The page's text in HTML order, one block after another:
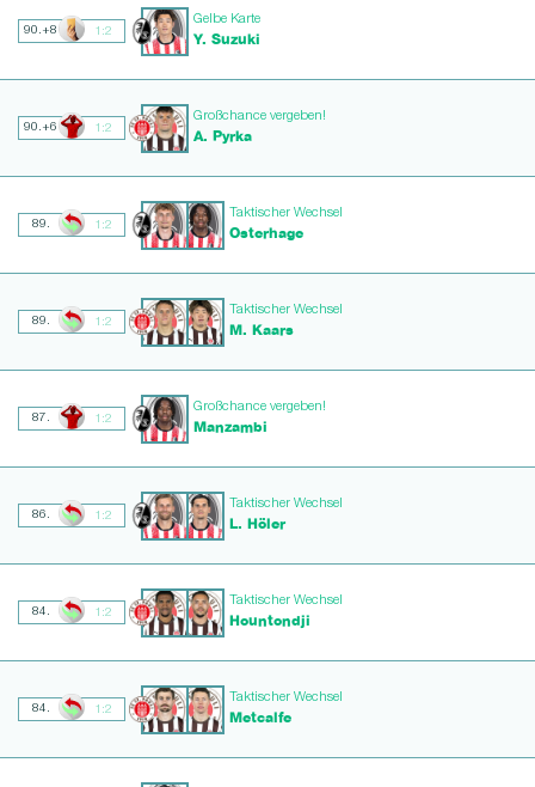
90.+8 1:2
Gelbe Karte
Y. Suzuki
90.+6 1:2
Großchance vergeben!
A. Pyrka
89. 1:2
Taktischer Wechsel
Osterhage
89. 1:2
Taktischer Wechsel
M. Kaars
87. 1:2
Großchance vergeben!
Manzambi
86. 1:2
Taktischer Wechsel
L. Höler
84. 1:2
Taktischer Wechsel
Hountondji
84. 1:2
Taktischer Wechsel
Metcalfe